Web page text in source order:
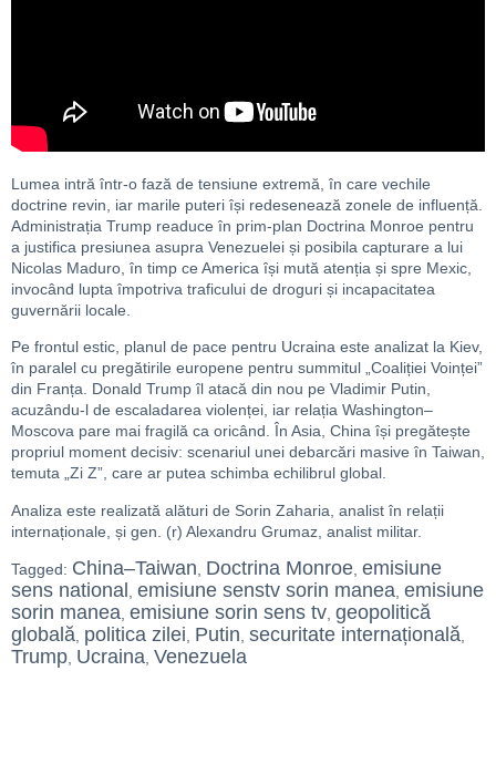
Lumea intră într-o fază de tensiune extremă, în care vechile
doctrine revin, iar marile puteri își redesenează zonele de influență.
Administrația Trump readuce în prim-plan Doctrina Monroe pentru
a justifica presiunea asupra Venezuelei și posibila capturare a lui
Nicolas Maduro, în timp ce America își mută atenția și spre Mexic,
invocând lupta împotriva traficului de droguri și incapacitatea
guvernării locale.
Pe frontul estic, planul de pace pentru Ucraina este analizat la Kiev,
în paralel cu pregătirile europene pentru summitul „Coaliției Voinței”
din Franța. Donald Trump îl atacă din nou pe Vladimir Putin,
acuzându-l de escaladarea violenței, iar relația Washington–
Moscova pare mai fragilă ca oricând. În Asia, China își pregătește
propriul moment decisiv: scenariul unei debarcări masive în Taiwan,
temuta „Zi Z”, care ar putea schimba echilibrul global.
Analiza este realizată alături de Sorin Zaharia, analist în relații
internaționale, și gen. (r) Alexandru Grumaz, analist militar.
Tagged: China–Taiwan Doctrina Monroe emisiune
sens national emisiune senstv sorin manea emisiune
sorin manea emisiune sorin sens tv geopolitică
globală politica zilei Putin securitate internațională
Trump Ucraina Venezuela